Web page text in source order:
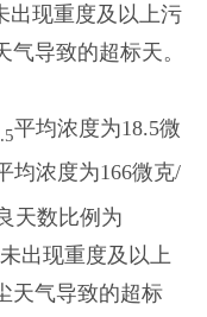
出现重度及以上污
导致的超标天。
平均浓度为18.5微
均浓度为166微克/
天数比例为
出现重度及以上
天气导致的超标